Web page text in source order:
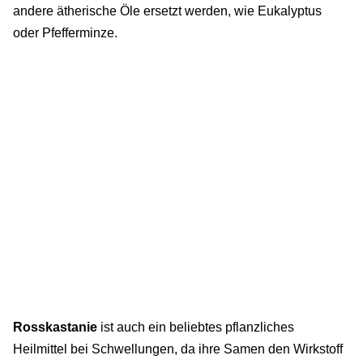
andere ätherische Öle ersetzt werden, wie Eukalyptus
oder Pfefferminze.
Rosskastanie ist auch ein beliebtes pflanzliches
Heilmittel bei Schwellungen, da ihre Samen den Wirkstoff